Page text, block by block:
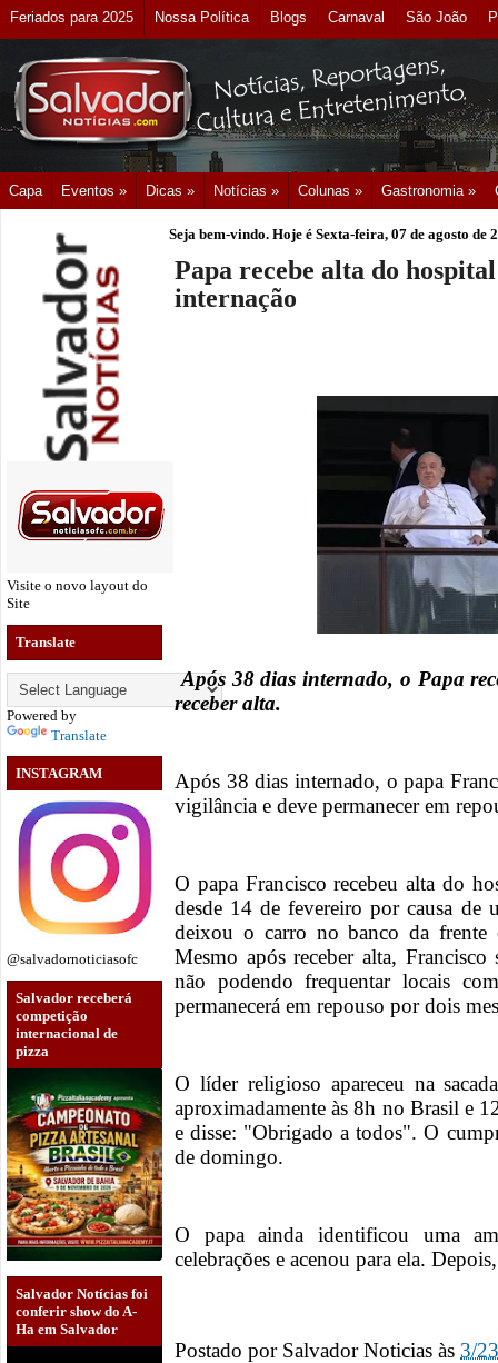
Feriados para 2025 Nossa Política Blogs Carnaval São João
Capa Eventos » Dicas » Notícias » Colunas » Gastronomia »
Visite o novo layout do
Site
Translate
Powered by
Translate
INSTAGRAM
@salvadornoticiasofc
Salvador receberá
competição
internacional de
pizza
Salvador Notícias foi
conferir show do A-
Ha em Salvador
Seja bem-vindo. Hoje é Sexta-feira, 07 de agosto de
Papa recebe alta do
internação
Após 38 dias internado, o Papa
receber alta.
Após 38 dias internado, o papa
vigilância e deve permanecer em
O papa Francisco recebeu alta do
desde 14 de fevereiro por causa de
deixou o carro no banco da frente
Mesmo após receber alta,
não podendo frequentar locais
permanecerá em repouso por dois
O líder religioso apareceu na
aproximadamente às 8h no Brasil e
e disse: "Obrigado a todos". O
de domingo.
O papa ainda identificou uma
celebrações e acenou para ela.
Postado por Salvador Noticias às 3/